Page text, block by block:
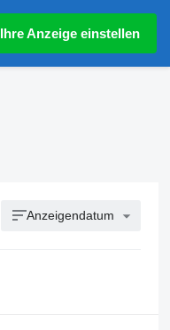
Ihre Anzeige einstellen
Anzeigendatum